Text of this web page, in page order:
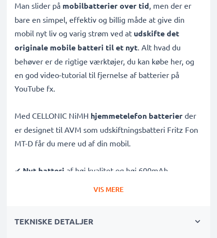
Man slider på mobilbatterier over tid, men der er
bare en simpel, effektiv og billig måde at give din
mobil nyt liv og varig strøm ved at udskifte det
originale mobile batteri til et nyt. Alt hvad du
behøver er de rigtige værktøjer, du kan købe her, og
en god video-tutorial til fjernelse af batterier på
YouTube fx.
Med CELLONIC NiMH hjemmetelefon batterier der
er designet til AVM som udskiftningsbatteri Fritz Fon
MT-D får du mere ud af din mobil.
✔ Nyt batteri af høj kvalitet og høj 600mAh
✔Garanteret sikkerhed
VIS MERE
TEKNISKE DETALJER